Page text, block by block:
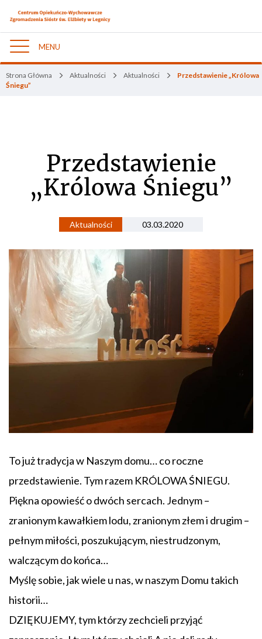
Nawigacja
MENU
Strona Główna Aktualności Aktualności
Przedstawienie „Królowa
Śniegu”
Przedstawienie
„Królowa Śniegu”
Aktualności 03.03.2020
To już tradycja w Naszym domu… co roczne
przedstawienie. Tym razem KRÓLOWA ŚNIEGU.
Piękna opowieść o dwóch sercach. Jednym –
zranionym kawałkiem lodu, zranionym złem i drugim –
pełnym miłości, poszukującym, niestrudzonym,
walczącym do końca…
Myślę sobie, jak wiele u nas, w naszym Domu takich
historii…
DZIĘKUJEMY, tym którzy zechcieli przyjąć